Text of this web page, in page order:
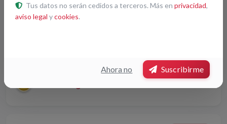
3 Ruiz de Retes
Tus datos no serán cedidos a terceros. Más en privacidad,
aviso legal ycookies.
Ahora no Suscribirme